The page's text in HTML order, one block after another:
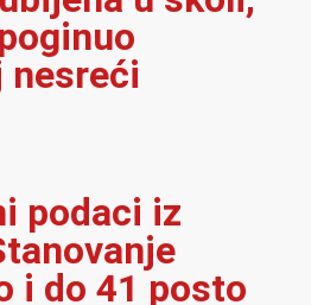
nesreći
podaci iz
i do 41 posto